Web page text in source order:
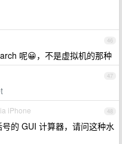
46
呢😀，不是虚拟机的那种
47
48
iPhone
的 GUI 计算器，请问这种水